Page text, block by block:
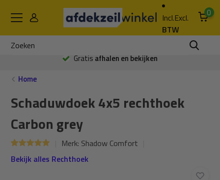
Incl.Excl.
BTW
0
Gratis afhalen en bekijken
Home
Schaduwdoek 4x5 rechthoek
Carbon grey
Merk: Shadow Comfort
Bekijk alles Rechthoek